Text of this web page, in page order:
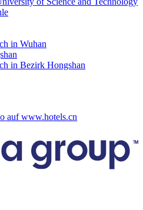
in Wuhan
in Bezirk Hongshan
auf www.hotels.cn